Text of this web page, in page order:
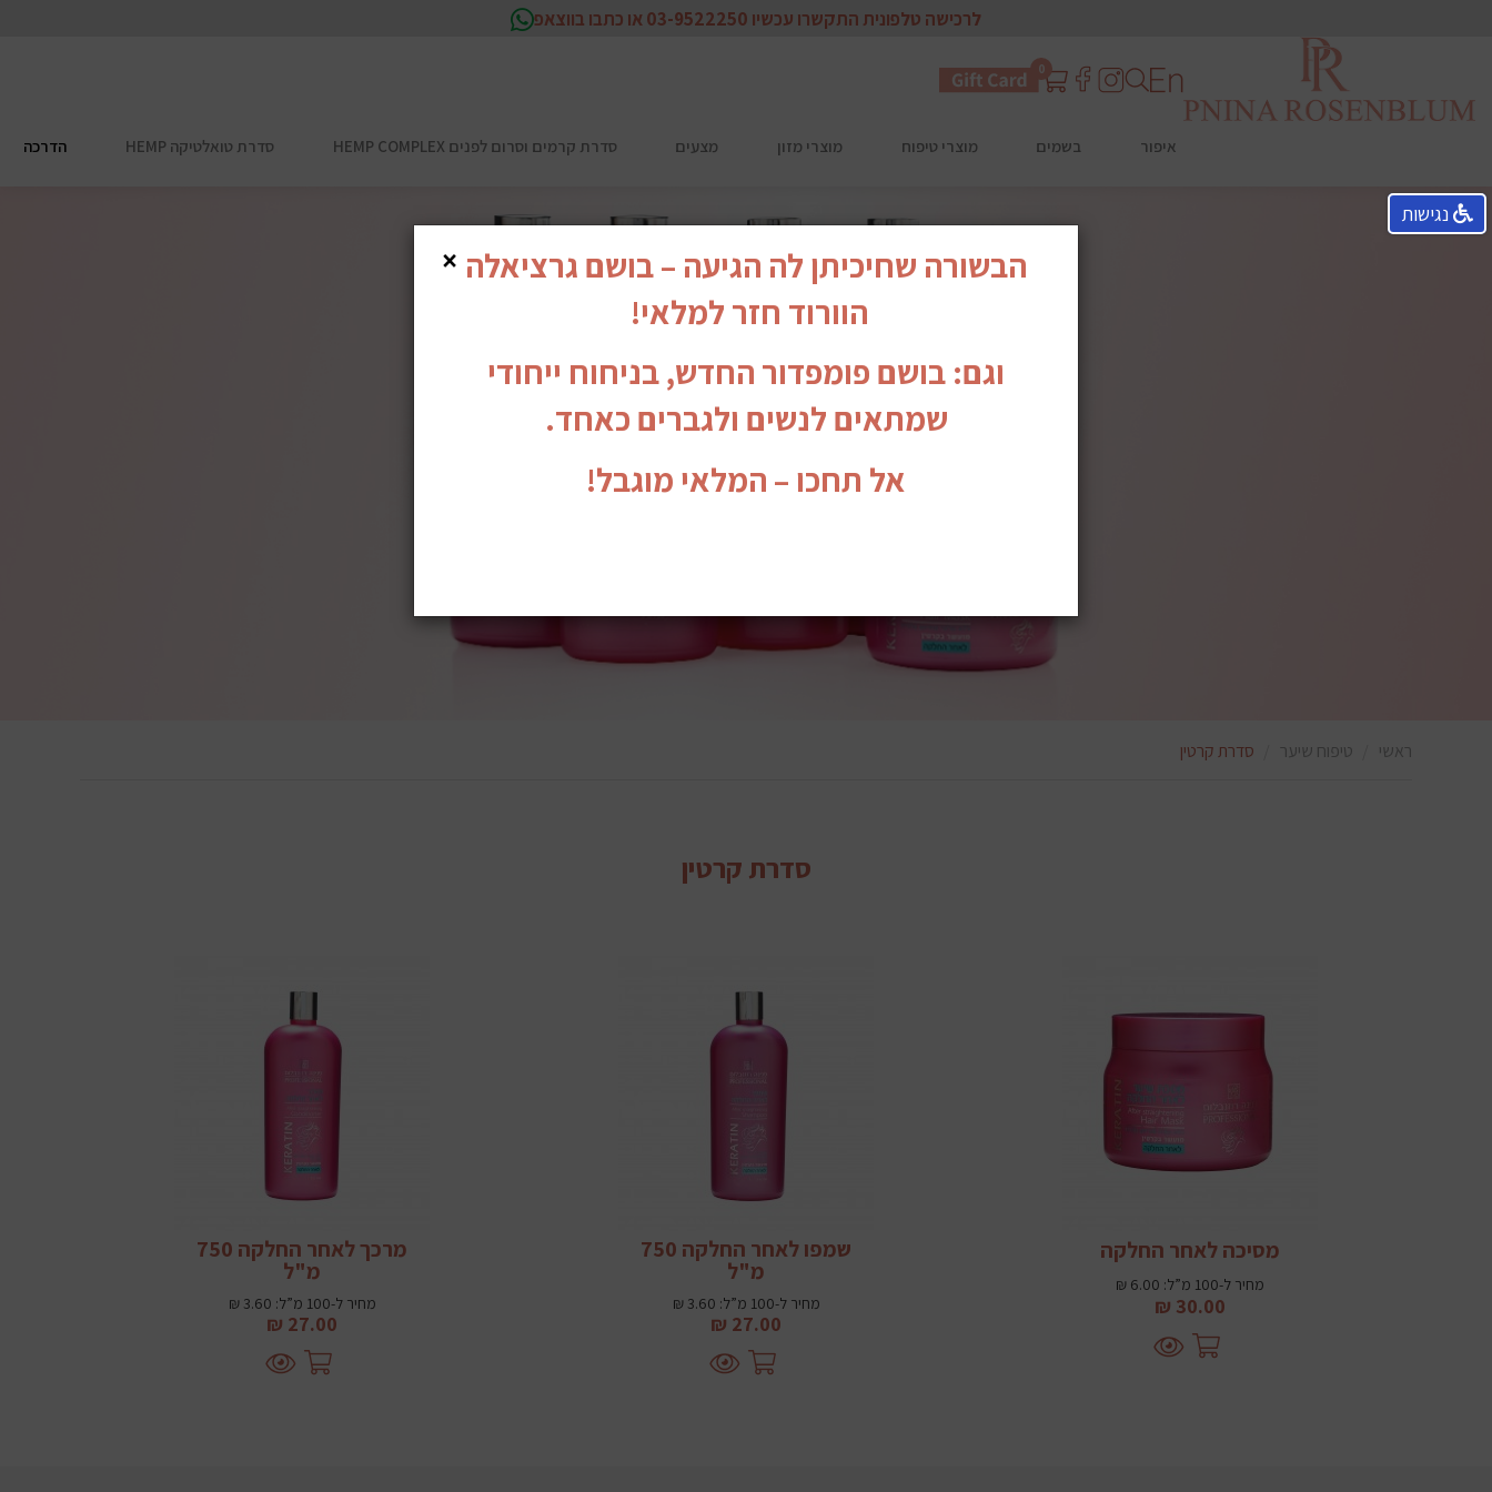
לרכישה טלפונית התקשרו עכשיו 03-9522250 או כתבו בווצאפ
0
איפור בשמים מוצרי טיפוח מוצרי מזון מצעים סדרת קרמים וסרום לפנים HEMP COMPLEX סדרת טואלטיקה HEMP הדרכה
ראשי טיפוח שיער סדרת קרטין
סדרת קרטין
מסיכה לאחר החלקה
מחיר ל-100 מ”ל: 6.00 ₪
30.00 ₪
שמפו לאחר החלקה 750
מ"ל
מחיר ל-100 מ”ל: 3.60 ₪
27.00 ₪
מרכך לאחר החלקה 750
מ"ל
מחיר ל-100 מ”ל: 3.60 ₪
27.00 ₪
× הבשורה שחיכיתן לה הגיעה – בושם גרציאלה
הוורוד חזר למלאי!
וגם: בושם פומפדור החדש, בניחוח ייחודי
שמתאים לנשים ולגברים כאחד.
אל תחכו – המלאי מוגבל!
נגישות